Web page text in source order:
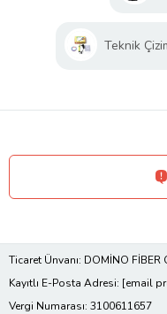
Teknik
Ticaret Ünvanı: DOMİNO FİBER
Kayıtlı E-Posta Adresi: [email
Vergi Numarası: 3100611657